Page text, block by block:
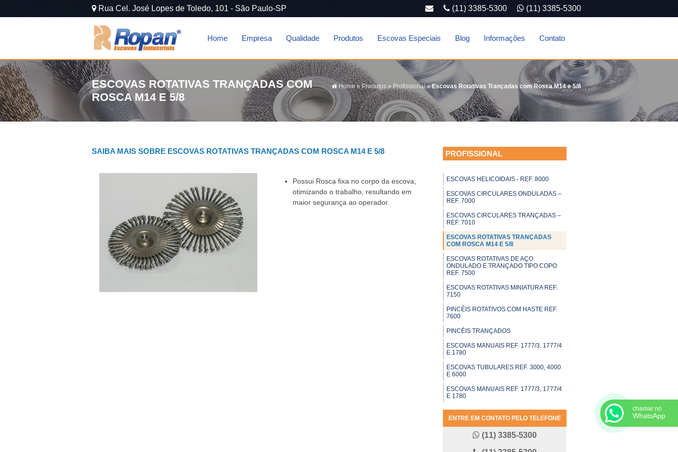
Rua Cel. José Lopes de Toledo, 101 - São Paulo-SP (11) 3385-5300
(11) 3385-5300
Home Empresa Qualidade Produtos Escovas Especiais Blog Informações Contato
Home »Produtos » Profissional »Escovas Rotativas Trançadas com Rosca M14 e 5/8
ESCOVAS ROTATIVAS TRANÇADAS COM
ROSCA M14 E 5/8
SAIBA MAIS SOBRE ESCOVAS ROTATIVAS TRANÇADAS COM ROSCA M14 E 5/8
Possui Rosca fixa no corpo da escova,
otimizando o trabalho, resultando em
maior segurança ao operador.
PROFISSIONAL
ESCOVAS HELICOIDAIS - REF. 8000
ESCOVAS CIRCULARES ONDULADAS –
REF. 7000
ESCOVAS CIRCULARES TRANÇADAS –
REF. 7010
ESCOVAS ROTATIVAS TRANÇADAS
COM ROSCA M14 E 5/8
ESCOVAS ROTATIVAS DE AÇO
ONDULADO E TRANÇADO TIPO COPO
REF. 7500
ESCOVAS ROTATIVAS MINIATURA REF.
7150
PINCÉIS ROTATIVOS COM HASTE REF.
7600
PINCÉIS TRANÇADOS
ESCOVAS MANUAIS REF. 1777/3, 1777/4
E 1780
ESCOVAS TUBULARES REF. 3000, 4000
E 6000
ESCOVAS MANUAIS REF. 1777/3, 1777/4
E 1780
ENTRE EM CONTATO PELO TELEFONE
(11) 3385-5300
chamar no
WhatsApp